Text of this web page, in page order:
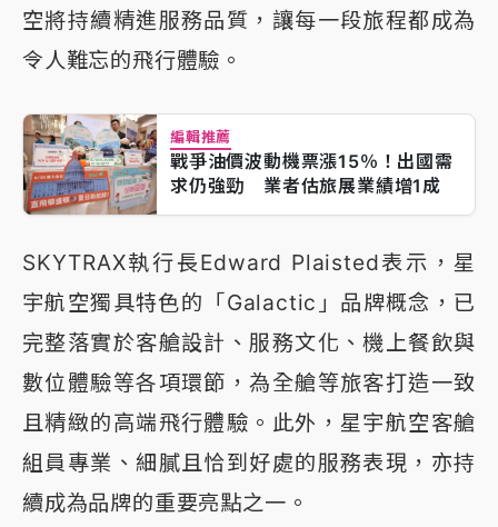
空將持續精進服務品質，讓每一段旅程都成為
令人難忘的飛行體驗。
編輯推薦
戰爭油價波動機票漲15％！出國需
求仍強勁 業者估旅展業績增1成
SKYTRAX執行長Edward Plaisted表示，星
宇航空獨具特色的「Galactic」品牌概念，已
完整落實於客艙設計、服務文化、機上餐飲與
數位體驗等各項環節，為全艙等旅客打造一致
且精緻的高端飛行體驗。此外，星宇航空客艙
組員專業、細膩且恰到好處的服務表現，亦持
續成為品牌的重要亮點之一。